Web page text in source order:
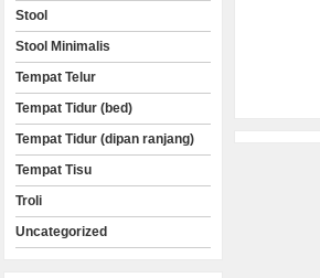
Stool
Stool Minimalis
Tempat Telur
Tempat Tidur (bed)
Tempat Tidur (dipan ranjang)
Tempat Tisu
Troli
Uncategorized